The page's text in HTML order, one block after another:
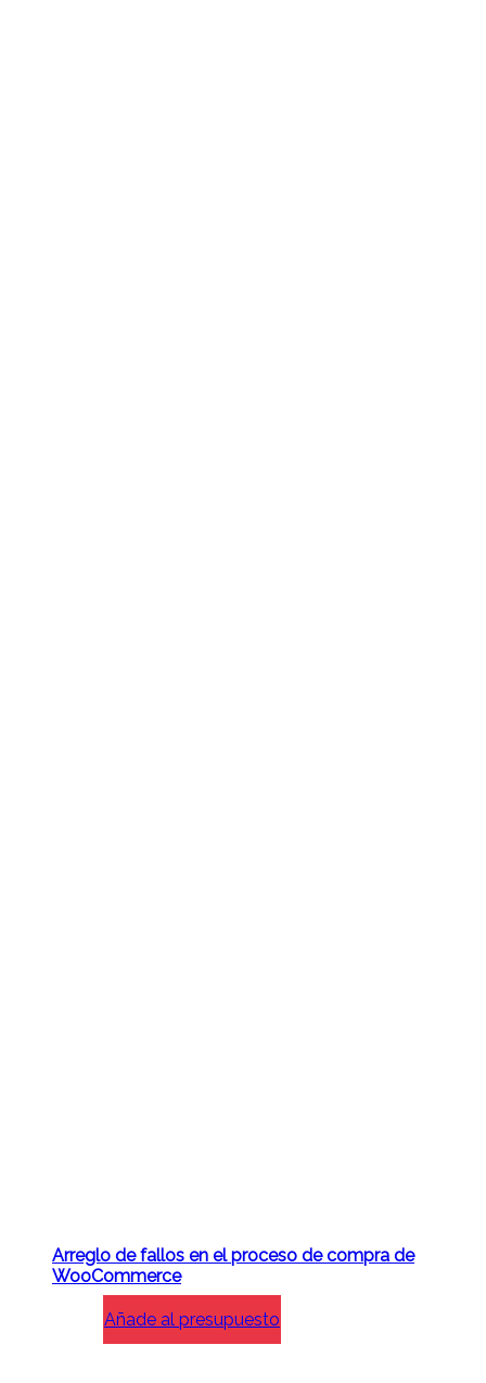
Arreglo de fallos en el proceso de compra de
WooCommerce
Añade al presupuesto